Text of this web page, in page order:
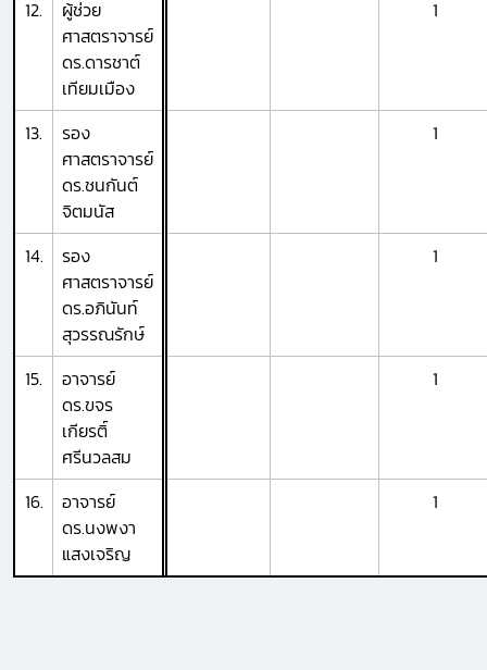
12.
ผู้ช่วย
ศาสตราจารย์
ดร.ดารชาต์
เทียมเมือง
1
13.
รอง
ศาสตราจารย์
ดร.ชนกันต์
จิตมนัส
1
14.
รอง
ศาสตราจารย์
ดร.อภินันท์
สุวรรณรักษ์
1
15.
อาจารย์
ดร.ขจร
เกียรติ์
ศรีนวลสม
1
16.
อาจารย์
ดร.นงพงา
แสงเจริญ
1